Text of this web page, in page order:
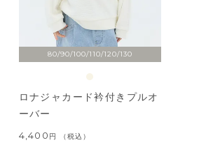
80/90/100/110/120/130
ロナジャカード衿付きプルオ
ーバー
4,400 税込